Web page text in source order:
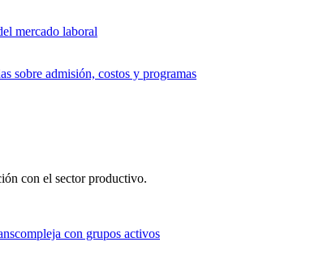
mercado laboral
sobre admisión, costos y programas
con el sector productivo.
con grupos activos